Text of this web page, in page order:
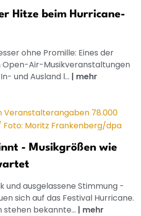
Hitze beim Hurricane-
ohne Promille: Eines der
Air-Musikveranstaltungen
und Ausland l... | mehr
- Musikgrößen wie
und ausgelassene Stimmung -
sich auf das Festival Hurricane.
bekannte... | mehr